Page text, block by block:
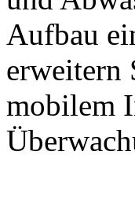
Aufbau
erweitern
mobilem